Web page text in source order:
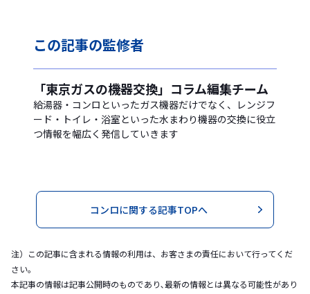
この記事の監修者
「東京ガスの機器交換」コラム編集チーム
給湯器・コンロといったガス機器だけでなく、レンジフ
ード・トイレ・浴室といった水まわり機器の交換に役立
つ情報を幅広く発信していきます
コンロに関する記事TOPへ
注）この記事に含まれる情報の利用は、お客さまの責任において行ってくだ
さい。
本記事の情報は記事公開時のものであり､最新の情報とは異なる可能性があり